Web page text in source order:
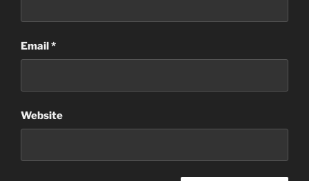
Email*
Website